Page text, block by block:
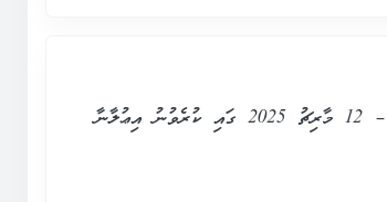
ލޯކަލް ކައުންސިލްތަކުގެ ސެކްރެޓަރީ ޖެނެރަލްގެ މަޤާމަށް ކުރިމަތިލި ފަރާތްތަކުގެ ސްކްރީނިންގ ނަތީޖާ ޝީޓު – 12 މާރިޗު 2025 ގައި ކުރެވުނު އިޢުލާނާ